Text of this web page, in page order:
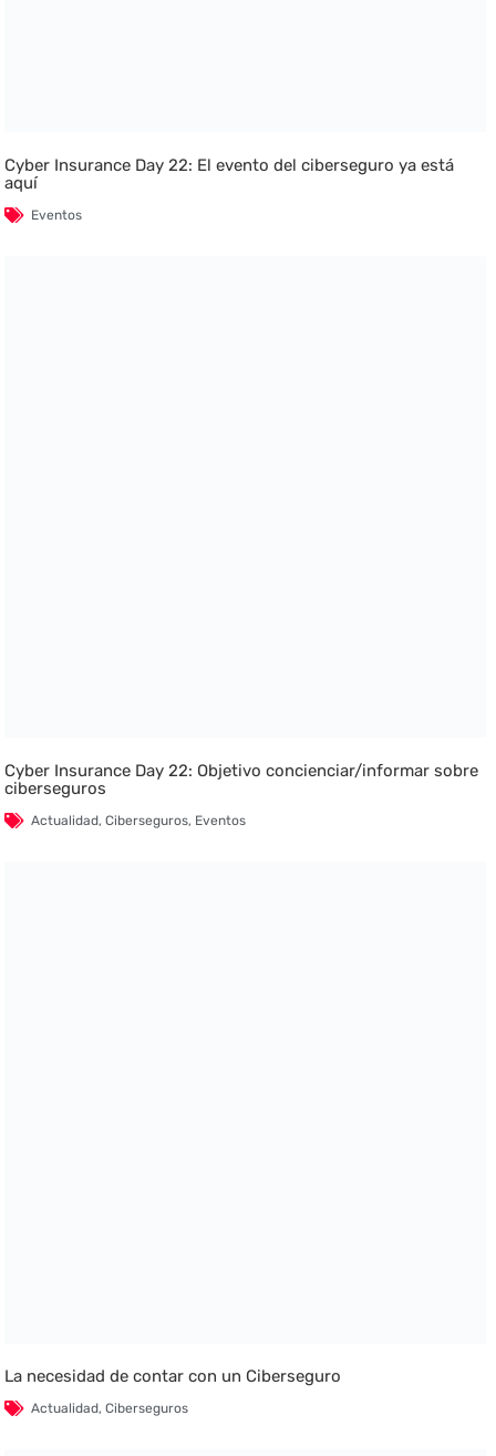
Cyber Insurance Day 22: El evento del ciberseguro ya está
aquí
Eventos
Cyber Insurance Day 22: Objetivo concienciar/informar sobre
ciberseguros
Actualidad,Ciberseguros, Eventos
La necesidad de contar con un Ciberseguro
Actualidad,Ciberseguros